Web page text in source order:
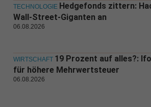
TECHNOLOGIE Hedgefonds zittern:
Wall-Street-Giganten an
06.08.2026
WIRTSCHAFT 19 Prozent auf alles?:
für höhere Mehrwertsteuer
06.08.2026